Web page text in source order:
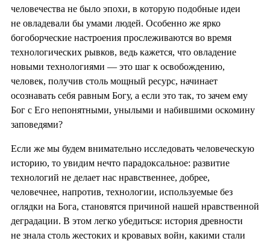
человечества не было эпохи, в которую подобные идеи
не овладевали бы умами людей. Особенно же ярко
богоборческие настроения прослеживаются во время
технологических рывков, ведь кажется, что овладение
новыми технологиями — это шаг к освобождению,
человек, получив столь мощный ресурс, начинает
осознавать себя равным Богу, а если это так, то зачем ему
Бог с Его непонятными, унылыми и набившими оскомину
заповедями?
Если же мы будем внимательно исследовать человеческую
историю, то увидим нечто парадоксальное: развитие
технологий не делает нас нравственнее, добрее,
человечнее, напротив, технологии, используемые без
оглядки на Бога, становятся причиной нашей нравственной
деградации. В этом легко убедиться: история древности
не знала столь жестоких и кровавых войн, какими стали